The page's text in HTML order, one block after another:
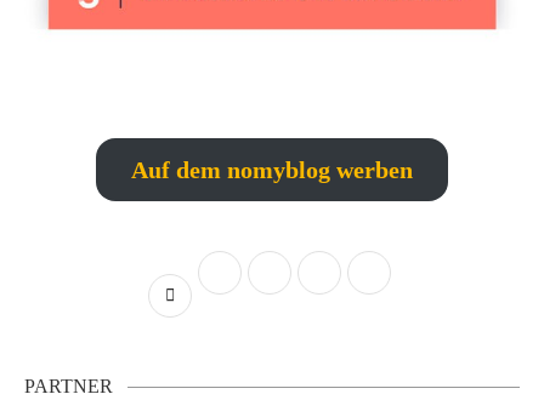
Auf dem nomyblog werben
PARTNER